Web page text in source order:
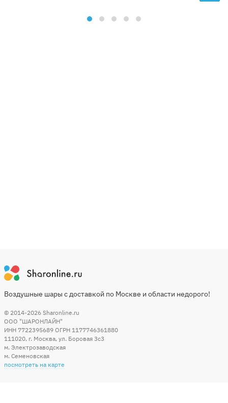
Воздушные шары с доставкой по Москве и области недорого!
© 2014-2026 Sharonline.ru
ООО "ШАРОНЛАЙН"
ИНН 7722395689 ОГРН 1177746361880
111020, г. Москва, ул. Боровая 3c3
м. Электрозаводская
м. Семеновская
посмотреть на карте